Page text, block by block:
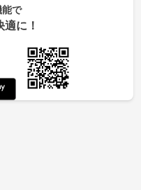
能で
に！